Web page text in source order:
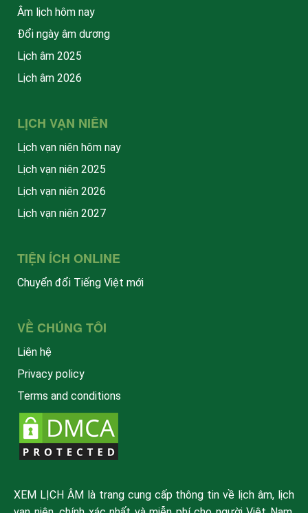
Âm lịch hôm nay
Đổi ngày âm dương
Lịch âm 2025
Lịch âm 2026
LỊCH VẠN NIÊN
Lịch vạn niên hôm nay
Lịch vạn niên 2025
Lịch vạn niên 2026
Lịch vạn niên 2027
TIỆN ÍCH ONLINE
Chuyển đổi Tiếng Việt mới
VỀ CHÚNG TÔI
Liên hệ
Privacy policy
Terms and conditions
XEM LỊCH ÂM là trang cung cấp thông tin về lịch âm, lịch